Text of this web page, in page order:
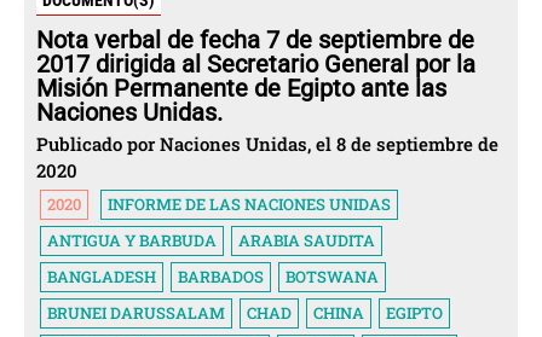
Nota verbal de fecha 7 de septiembre de
2017 dirigida al Secretario General por la
Misión Permanente de Egipto ante las
Naciones Unidas.
Publicado por Naciones Unidas, el 8 de septiembre de
2020
2020
INFORME DE LAS NACIONES UNIDAS
ANTIGUA Y BARBUDA
ARABIA SAUDITA
BANGLADESH
BARBADOS
BOTSWANA
BRUNEI DARUSSALAM
CHAD CHINA
EGIPTO